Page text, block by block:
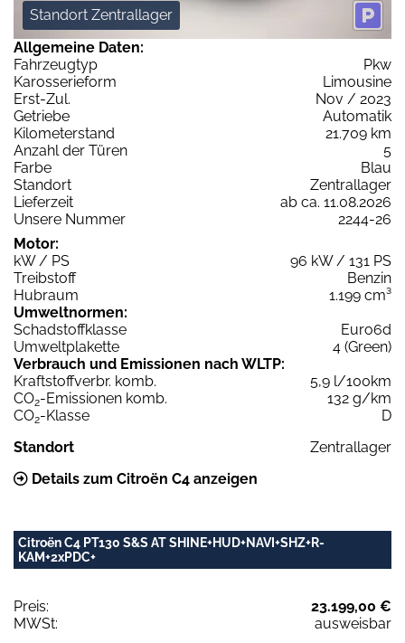
Standort Zentrallager
Allgemeine Daten:
Fahrzeugtyp
Pkw
Karosserieform
Limousine
Erst-Zul.
Nov / 2023
Getriebe
Automatik
Kilometerstand
21.709 km
Anzahl der Türen
5
Farbe
Blau
Standort
Zentrallager
Lieferzeit
ab ca. 11.08.2026
Unsere Nummer
2244-26
Motor:
kW / PS
96 kW / 131 PS
Treibstoff
Benzin
Hubraum
1.199 cm³
Umweltnormen:
Schadstoffklasse
Euro6d
Umweltplakette
4 (Green)
Verbrauch und Emissionen nach WLTP:
Kraftstoffverbr. komb.
5,9 l/100km
CO2-Emissionen komb.
132 g/km
CO2-Klasse
D
Standort
Zentrallager
Details zum Citroën C4 anzeigen
Citroën C4 PT130 S&S AT SHINE+HUD+NAVI+SHZ+R-
KAM+2xPDC+
Preis:
23.199,00 €
MWSt:
ausweisbar